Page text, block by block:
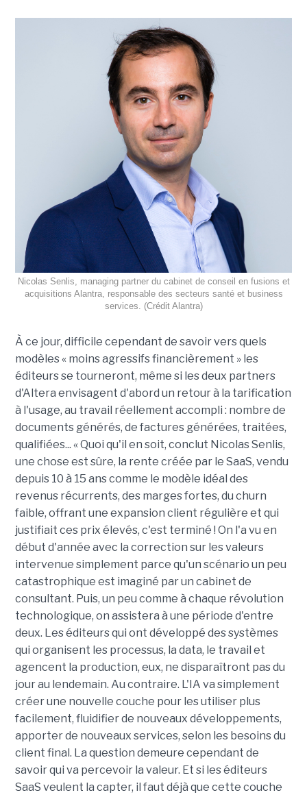
Nicolas Senlis, managing partner du cabinet de conseil en fusions et
acquisitions Alantra, responsable des secteurs santé et business
services. (Crédit Alantra)
À ce jour, difficile cependant de savoir vers quels
modèles « moins agressifs financièrement » les
éditeurs se tourneront, même si les deux partners
d'Altera envisagent d'abord un retour à la tarification
à l'usage, au travail réellement accompli : nombre de
documents générés, de factures générées, traitées,
qualifiées... « Quoi qu'il en soit, conclut Nicolas Senlis,
une chose est sûre, la rente créée par le SaaS, vendu
depuis 10 à 15 ans comme le modèle idéal des
revenus récurrents, des marges fortes, du churn
faible, offrant une expansion client régulière et qui
justifiait ces prix élevés, c'est terminé ! On l'a vu en
début d'année avec la correction sur les valeurs
intervenue simplement parce qu'un scénario un peu
catastrophique est imaginé par un cabinet de
consultant. Puis, un peu comme à chaque révolution
technologique, on assistera à une période d'entre
deux. Les éditeurs qui ont développé des systèmes
qui organisent les processus, la data, le travail et
agencent la production, eux, ne disparaîtront pas du
jour au lendemain. Au contraire. L'IA va simplement
créer une nouvelle couche pour les utiliser plus
facilement, fluidifier de nouveaux développements,
apporter de nouveaux services, selon les besoins du
client final. La question demeure cependant de
savoir qui va percevoir la valeur. Et si les éditeurs
SaaS veulent la capter, il faut déjà que cette couche